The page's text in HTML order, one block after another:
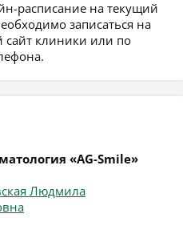
расписание на текущий
записаться на
клиники или по
«AG-Smile»
Людмила